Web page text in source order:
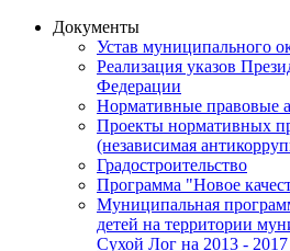
Документы
Устав муниципального
Реализация указов
Федерации
Нормативные правовые
Проекты нормативных
(независимая
Градостроительство
Программа "Новое
Муниципальная
детей на территории
Сухой Лог на 2013 -